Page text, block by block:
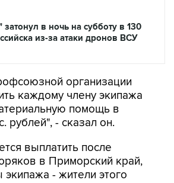
в ночь на субботу в 130
из-за атаки дронов ВСУ
организации
каждому члену экипажа
помощь в
рублей", - сказал он.
выплатить после
в Приморский край,
экипажа - жители этого